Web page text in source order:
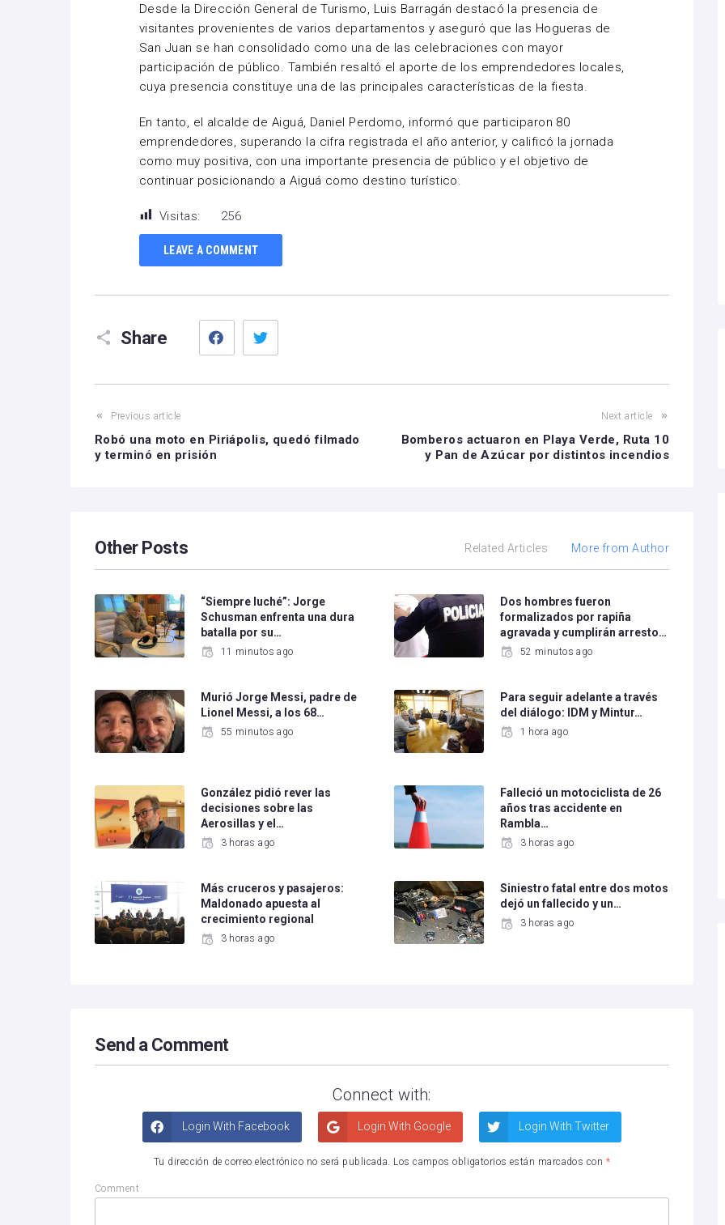
Desde la Dirección General de Turismo, Luis Barragán destacó la presencia de
visitantes provenientes de varios departamentos y aseguró que las Hogueras de
San Juan se han consolidado como una de las celebraciones con mayor
participación de público. También resaltó el aporte de los emprendedores locales,
cuya presencia constituye una de las principales características de la fiesta.
En tanto, el alcalde de Aiguá, Daniel Perdomo, informó que participaron 80
emprendedores, superando la cifra registrada el año anterior, y calificó la jornada
como muy positiva, con una importante presencia de público y el objetivo de
continuar posicionando a Aiguá como destino turístico.
Visitas: 256
LEAVE A COMMENT
Share
Facebook
Previous article
Robó una moto en Piriápolis, quedó filmado
y terminó en prisión
Next article
Bomberos actuaron en Playa Verde, Ruta 10
y Pan de Azúcar por distintos incendios
Other Posts Related Articles More from Author
“Siempre luché”: Jorge
Schusman enfrenta una dura
batalla por su…
11 minutos ago
Dos hombres fueron
formalizados por rapiña
agravada y cumplirán arresto…
52 minutos ago
Murió Jorge Messi, padre de
Lionel Messi, a los 68…
55 minutos ago
Para seguir adelante a través
del diálogo: IDM y Mintur…
1 hora ago
González pidió rever las
decisiones sobre las
Aerosillas y el…
3 horas ago
Falleció un motociclista de 26
años tras accidente en
Rambla…
3 horas ago
Más cruceros y pasajeros:
Maldonado apuesta al
crecimiento regional
3 horas ago
Siniestro fatal entre dos motos
dejó un fallecido y un…
3 horas ago
Send a Comment
Connect with:
Login With Facebook Login With Google Login With Twitter
Tu dirección de correo electrónico no será publicada. Los campos obligatorios están marcados con *
Comment